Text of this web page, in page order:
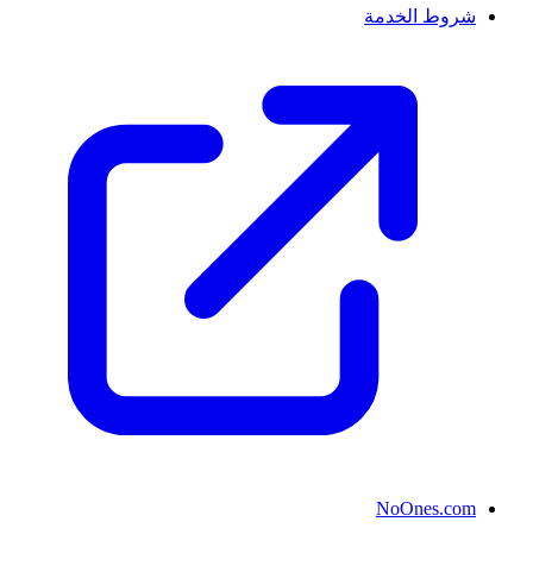
شروط الخدمة
NoOnes.com